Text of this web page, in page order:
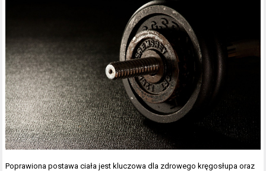
Poprawiona postawa ciała jest kluczowa dla zdrowego kręgosłupa oraz